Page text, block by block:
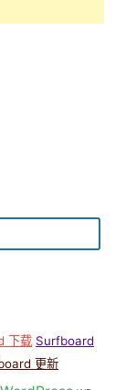
下载 Surfboard
更新